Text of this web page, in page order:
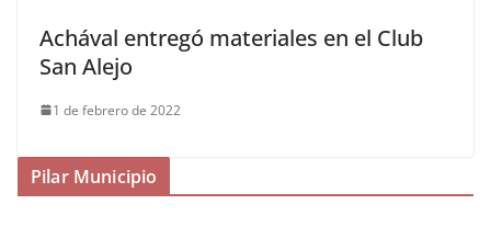
Achával entregó materiales en el Club
San Alejo
1 de febrero de 2022
Pilar Municipio